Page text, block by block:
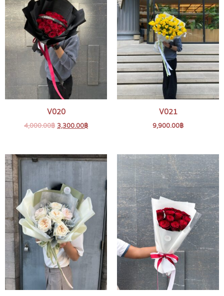
V020
4,000.00฿ 3,300.00฿
V021
9,900.00฿